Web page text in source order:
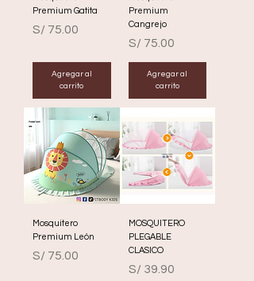
Premium Gatita
Precio
S/ 75.00
Agregar al
carrito
Premium
Cangrejo
Precio
S/ 75.00
Agregar al
carrito
Mosquitero
Premium León
Precio
S/ 75.00
MOSQUITERO
PLEGABLE
CLASICO
Precio
S/ 39.90